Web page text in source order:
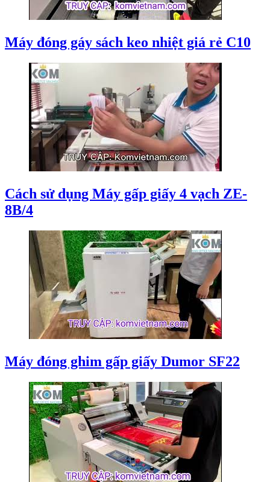
Máy đóng gáy sách keo nhiệt giá rẻ C10
Cách sử dụng Máy gấp giấy 4 vạch ZE-
8B/4
Máy đóng ghim gấp giấy Dumor SF22